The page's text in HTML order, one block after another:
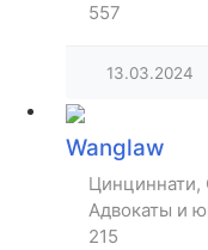
557
13.03.2024
Wanglaw
Адвокаты и
215